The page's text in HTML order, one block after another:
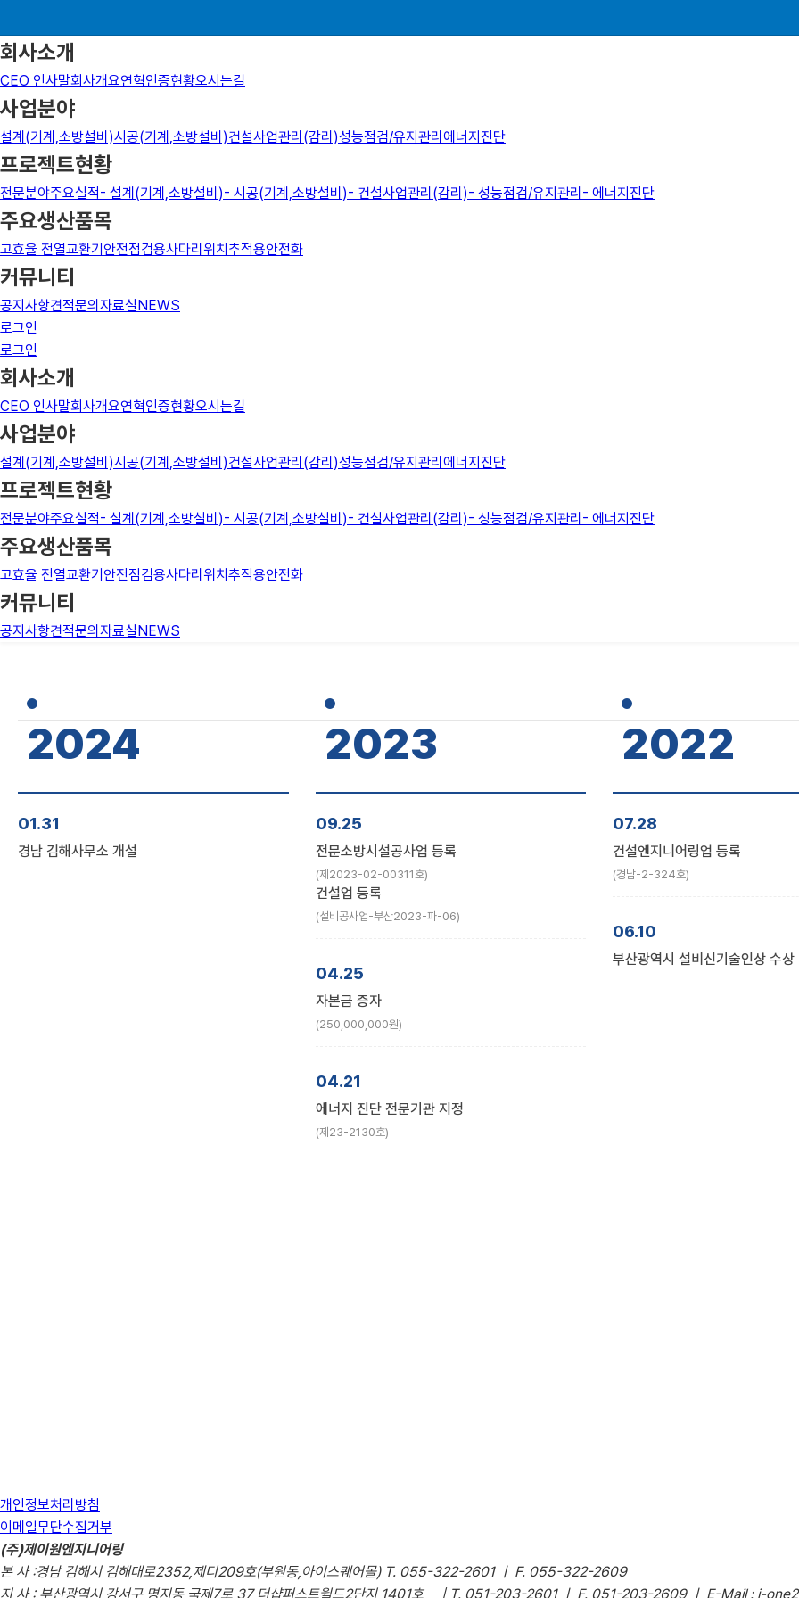
회사소개
CEO 인사말회사개요연혁인증현황오시는길
사업분야
설계(기계,소방설비)시공(기계,소방설비)건설사업관리(감리)성능점검/유지관리 에너지진단
프로젝트현황
전문분야주요실적- 설계(기계,소방설비)- 시공(기계,소방설비)- 건설사업관리(감리)- 성능점검/유지관리 - 에너지진단
주요생산품목
고효율 전열교환기안전점검용사다리 위치추적용안전화
커뮤니티
공지사항견적문의 자료실NEWS
로그인
로그인
회사소개
CEO 인사말회사개요연혁인증현황오시는길
사업분야
설계(기계,소방설비)시공(기계,소방설비)건설사업관리(감리)성능점검/유지관리 에너지진단
프로젝트현황
전문분야주요실적- 설계(기계,소방설비)- 시공(기계,소방설비)- 건설사업관리(감리)- 성능점검/유지관리 - 에너지진단
주요생산품목
고효율 전열교환기안전점검용사다리 위치추적용안전화
커뮤니티
공지사항견적문의 자료실NEWS
홈으로
회사소개
연혁
언제나 고객을 먼저 생각하는 기업이 되겠습니다.
CEO 인사말
회사개요
연혁
인증현황
오시는길
CEO 인사말회사개요
제이원엔지니어링이 걸어온
2024
01.31
경남 김해사무소 개설
2023
09.25
전문소방시설공사업 등록
(제2023-02-00311호)
건설업 등록
(설비공사업-부산2023-파-06)
04.25
자본금 증자
(250,000,000원)
04.21
에너지 진단 전문기관 지정
(제23-2130호)
2022
07.28
건설엔지니어링업 등록
(경남-2-324호)
06.10
부산광역시 설비신기술인상 수상
개인정보처리방침
이메일무단수집거부
(주)제이원엔지니어링
본 사 :경남 김해시 김해대로2352,제디209호(부원동,아이스퀘어몰) T. 055-322-2601 ㅣ F. 055-322-2609
지 사 : 부산광역시 강서구 명지동 국제7로 37 더샵퍼스트월드2단지 1401호 | T. 051-203-2601 ㅣ F. 051-203-2609 ㅣ E-Mail : j-